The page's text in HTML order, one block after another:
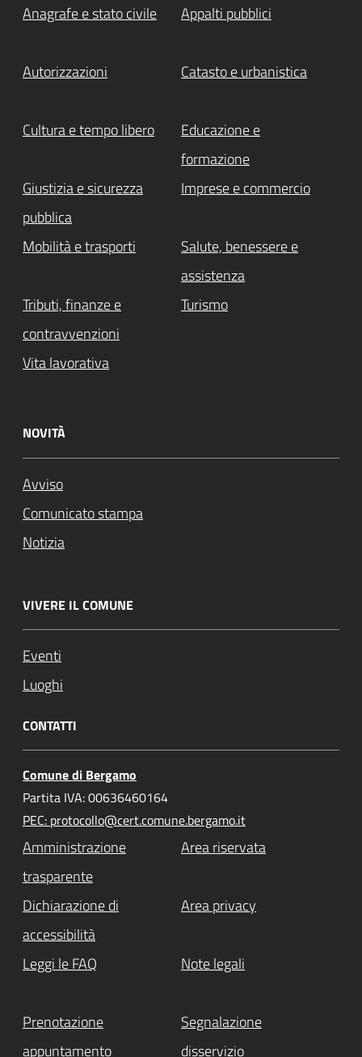
Anagrafe e stato civile Appalti pubblici
Autorizzazioni Catasto e urbanistica
Cultura e tempo libero
Educazione e
formazione
Giustizia e sicurezza
pubblica
Imprese e commercio
Mobilità e trasporti
Salute, benessere e
assistenza
Tributi, finanze e
contravvenzioni
Turismo
Vita lavorativa
NOVITÀ
Avviso
Comunicato stampa
Notizia
VIVERE IL COMUNE
Eventi
Luoghi
CONTATTI
Comune di Bergamo
Partita IVA: 00636460164
PEC: protocollo@cert.comune.bergamo.it
Amministrazione
trasparente
Area riservata
Dichiarazione di
accessibilità
Area privacy
Leggi le FAQ Note legali
Prenotazione
appuntamento
Segnalazione
disservizio